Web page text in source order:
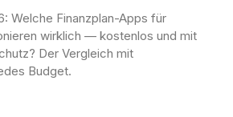
Welche Finanzplan-Apps für
wirklich — kostenlos und mit
Der Vergleich mit
Budget.